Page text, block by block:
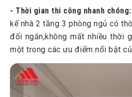
- Thời gian thi công nhanh chóng:
kế nhà 2 tầng 3 phòng ngủ có
đối ngắn,không mất nhiều thời
một trong các ưu điểm nổi bật